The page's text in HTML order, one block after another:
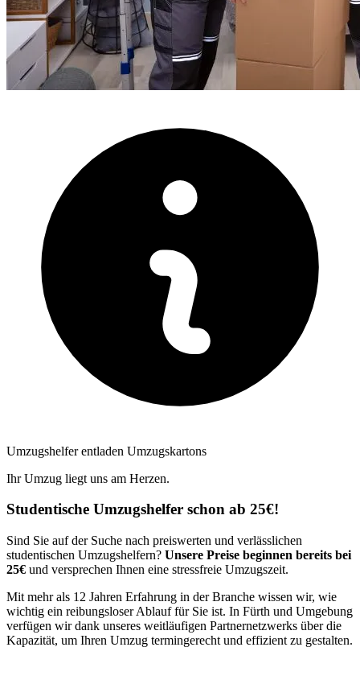
Umzugshelfer entladen Umzugskartons
Ihr Umzug liegt uns am Herzen.
Studentische Umzugshelfer schon ab 25€!
Sind Sie auf der Suche nach preiswerten und verlässlichen
studentischen Umzugshelfern? Unsere Preise beginnen bereits bei
25€ und versprechen Ihnen eine stressfreie Umzugszeit.
Mit mehr als 12 Jahren Erfahrung in der Branche wissen wir, wie
wichtig ein reibungsloser Ablauf für Sie ist. In Fürth und Umgebung
verfügen wir dank unseres weitläufigen Partnernetzwerks über die
Kapazität, um Ihren Umzug termingerecht und effizient zu gestalten.